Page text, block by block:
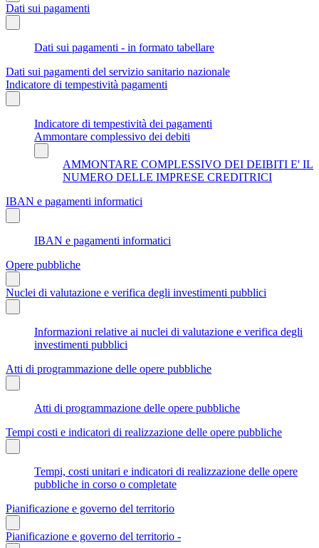
Dati sui pagamenti
Dati sui pagamenti - in formato tabellare
Dati sui pagamenti del servizio sanitario nazionale
Indicatore di tempestività pagamenti
Indicatore di tempestività dei pagamenti
Ammontare complessivo dei debiti
AMMONTARE COMPLESSIVO DEI DEIBITI E' IL
NUMERO DELLE IMPRESE CREDITRICI
IBAN e pagamenti informatici
IBAN e pagamenti informatici
Opere pubbliche
Nuclei di valutazione e verifica degli investimenti pubblici
Informazioni relative ai nuclei di valutazione e verifica degli
investimenti pubblici
Atti di programmazione delle opere pubbliche
Atti di programmazione delle opere pubbliche
Tempi costi e indicatori di realizzazione delle opere pubbliche
Tempi, costi unitari e indicatori di realizzazione delle opere
pubbliche in corso o completate
Pianificazione e governo del territorio
Pianificazione e governo del territorio -